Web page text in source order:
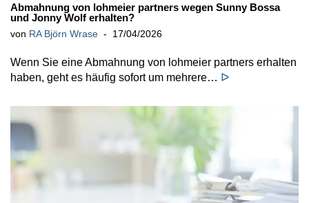
Abmahnung von lohmeier partners wegen Sunny Bossa
und Jonny Wolf erhalten?
von RA Björn Wrase 17/04/2026
Wenn Sie eine Abmahnung von lohmeier partners erhalten
haben, geht es häufig sofort um mehrere… ᐅ